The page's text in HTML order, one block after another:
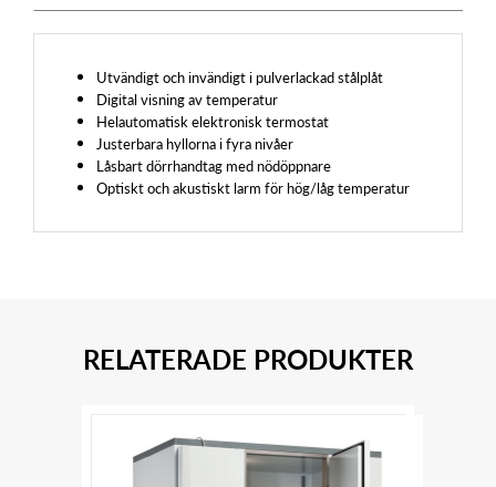
Utvändigt och invändigt i pulverlackad stålplåt
Digital visning av temperatur
Helautomatisk elektronisk termostat
Justerbara hyllorna i fyra nivåer
Låsbart dörrhandtag med nödöppnare
Optiskt och akustiskt larm för hög/låg temperatur
RELATERADE PRODUKTER